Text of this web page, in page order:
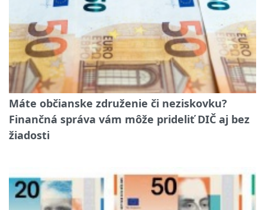
Máte občianske združenie či neziskovku?
Finančná správa vám môže prideliť DIČ aj bez
žiadosti